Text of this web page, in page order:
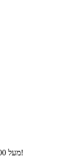
מעל 10,000 מוצרים ומאכלים במאגר עם ערכים תזונתיים!